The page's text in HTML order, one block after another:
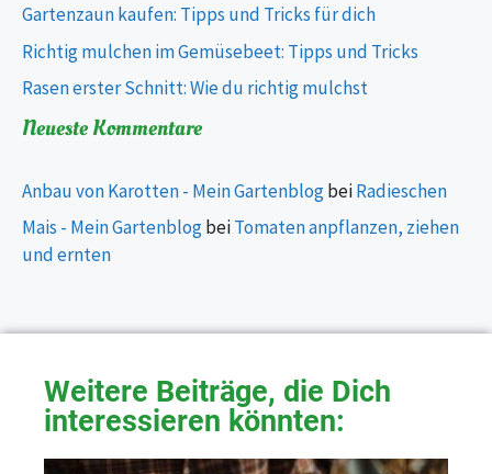
Gartenzaun kaufen: Tipps und Tricks für dich
Richtig mulchen im Gemüsebeet: Tipps und Tricks
Rasen erster Schnitt: Wie du richtig mulchst
Neueste Kommentare
Anbau von Karotten - Mein GartenblogbeiRadieschen
Mais - Mein GartenblogbeiTomaten anpflanzen, ziehen
und ernten
Weitere Beiträge, die Dich
interessieren könnten: